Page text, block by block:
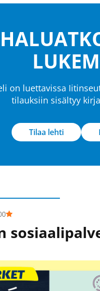
on luettavissa
tilauksiin sisältyy
Tilaa lehti